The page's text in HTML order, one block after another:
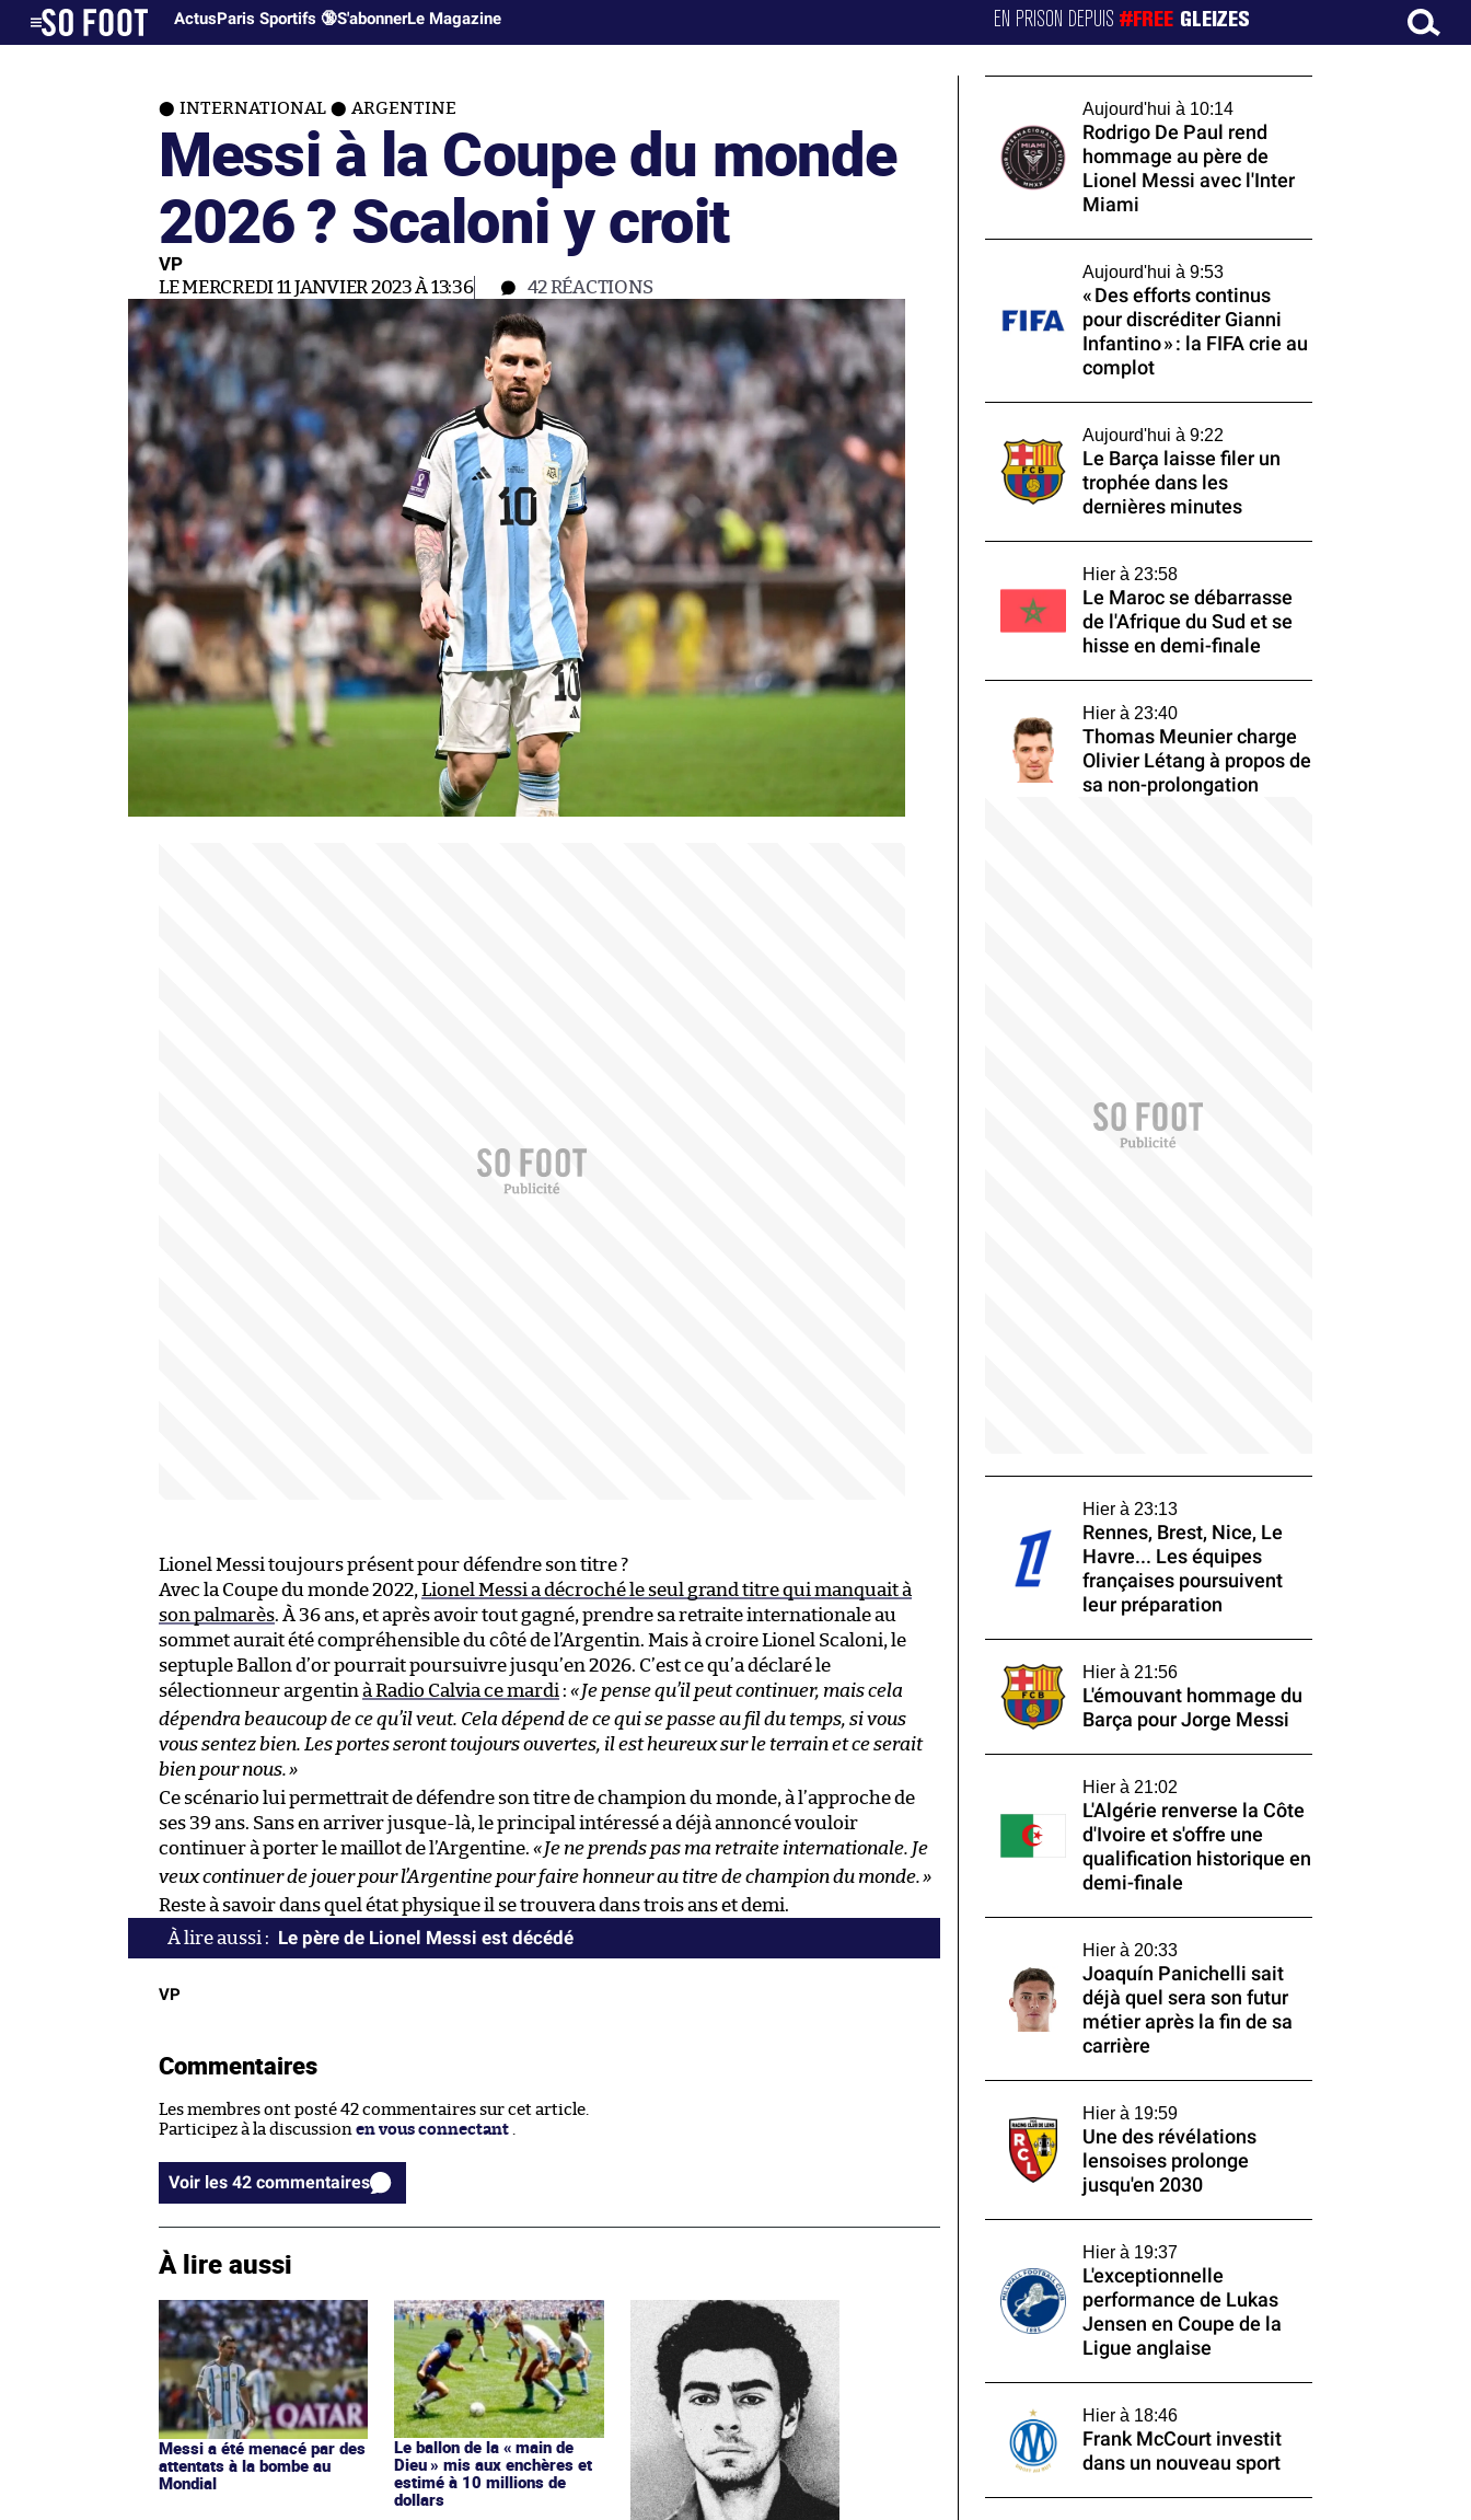
ActusParis Sportifs 🔞S'abonnerLe Magazine EN PRISON DEPUIS#FREE GLEIZES
INTERNATIONAL ARGENTINE
Messi à la Coupe du monde
2026 ? Scaloni y croit
VP
LE MERCREDI 11 JANVIER 2023 À 13:36 42RÉACTIONS
Lionel Messi toujours présent pour défendre son titre ?
Avec la Coupe du monde 2022, Lionel Messi a décroché le seul grand titre qui manquait à
son palmarès. À 36 ans, et après avoir tout gagné, prendre sa retraite internationale au
sommet aurait été compréhensible du côté de l’Argentin. Mais à croire Lionel Scaloni, le
septuple Ballon d’or pourrait poursuivre jusqu’en 2026. C’est ce qu’a déclaré le
sélectionneur argentin à Radio Calvia ce mardi : «Je pense qu’il peut continuer, mais cela
dépendra beaucoup de ce qu’il veut. Cela dépend de ce qui se passe au fil du temps, si vous
vous sentez bien. Les portes seront toujours ouvertes, il est heureux sur le terrain et ce serait
bien pour nous.»
Ce scénario lui permettrait de défendre son titre de champion du monde, à l’approche de
ses 39 ans. Sans en arriver jusque-là, le principal intéressé a déjà annoncé vouloir
continuer à porter le maillot de l’Argentine. «Je ne prends pas ma retraite internationale. Je
veux continuer de jouer pour l’Argentine pour faire honneur au titre de champion du monde.»
Reste à savoir dans quel état physique il se trouvera dans trois ans et demi.
Le père de Lionel Messi est décédé
VP
Commentaires
Les membres ont posté 42 commentaires sur cet article.
Participez à la discussion en vous connectant
Voir les 42 commentaires
À lire aussi
Messi a été menacé par des
attentats à la bombe au
Mondial
Le ballon de la « main de
Dieu » mis aux enchères et
estimé à 10 millions de
dollars
Aujourd'hui à 10:14
Rodrigo De Paul rend
hommage au père de
Lionel Messi avec l'Inter
Miami
Aujourd'hui à 9:53
« Des efforts continus
pour discréditer Gianni
Infantino » : la FIFA crie au
complot
Aujourd'hui à 9:22
Le Barça laisse filer un
trophée dans les
dernières minutes
Hier à 23:58
Le Maroc se débarrasse
de l'Afrique du Sud et se
hisse en demi-finale
Hier à 23:40
Thomas Meunier charge
Olivier Létang à propos de
sa non-prolongation
Hier à 23:13
Rennes, Brest, Nice, Le
Havre... Les équipes
françaises poursuivent
leur préparation
Hier à 21:56
L'émouvant hommage du
Barça pour Jorge Messi
Hier à 21:02
L'Algérie renverse la Côte
d'Ivoire et s'offre une
qualification historique en
demi-finale
Hier à 20:33
Joaquín Panichelli sait
déjà quel sera son futur
métier après la fin de sa
carrière
Hier à 19:59
Une des révélations
lensoises prolonge
jusqu'en 2030
Hier à 19:37
L'exceptionnelle
performance de Lukas
Jensen en Coupe de la
Ligue anglaise
Hier à 18:46
Frank McCourt investit
dans un nouveau sport